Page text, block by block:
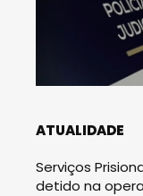
ATUALIDADE
Serviços
detido na